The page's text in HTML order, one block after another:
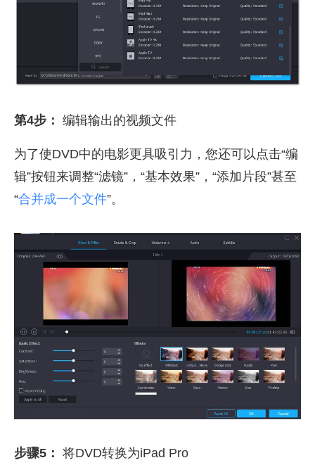
第4步： 编辑输出的视频文件
为了使DVD中的电影更具吸引力，您还可以点击“编
辑”按钮来调整“滤镜”，“基本效果”，“添加片段”甚至
“合并成一个文件”。
步骤5： 将DVD转换为iPad Pro